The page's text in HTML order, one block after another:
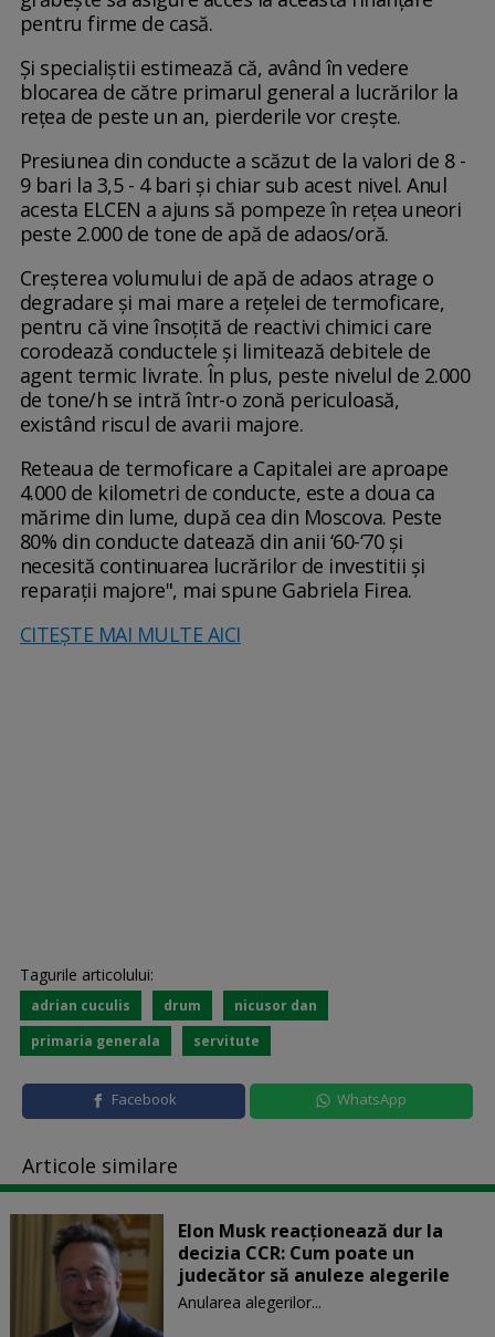
pentru firme de casă.
Și specialiștii estimează că, având în vedere
blocarea de către primarul general a lucrărilor la
rețea de peste un an, pierderile vor crește.
Presiunea din conducte a scăzut de la valori de 8 -
9 bari la 3,5 - 4 bari şi chiar sub acest nivel. Anul
acesta ELCEN a ajuns să pompeze în reţea uneori
peste 2.000 de tone de apă de adaos/oră.
Creşterea volumului de apă de adaos atrage o
degradare şi mai mare a reţelei de termoficare,
pentru că vine însoţită de reactivi chimici care
corodează conductele şi limitează debitele de
agent termic livrate. În plus, peste nivelul de 2.000
de tone/h se intră într-o zonă periculoasă,
existând riscul de avarii majore.
Reteaua de termoficare a Capitalei are aproape
4.000 de kilometri de conducte, este a doua ca
mărime din lume, după cea din Moscova. Peste
80% din conducte datează din anii ‘60-‘70 şi
necesită continuarea lucrărilor de investitii şi
reparații majore", mai spune Gabriela Firea.
CITEŞTE MAI MULTE AICI
Tagurile articolului:
adrian cuculis drum
nicusor dan
primaria generala
servitute
Facebook WhatsApp
Articole similare
Elon Musk reacționează dur la
decizia CCR: Cum poate un
judecător să anuleze alegerile
Anularea alegerilor...